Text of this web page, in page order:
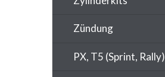
Zündung
PX, T5 (Sprint, Rally)